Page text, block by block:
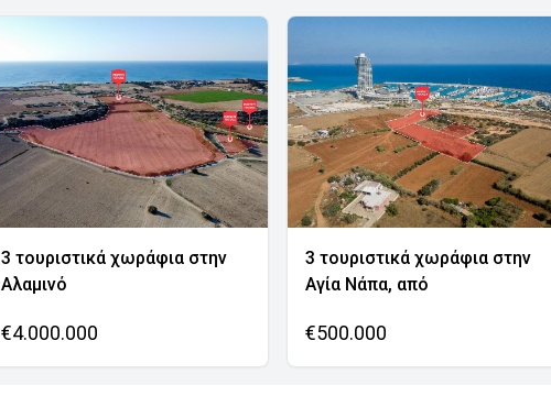
3 τουριστικά χωράφια στην
Αλαμινό
€4.000.000
3 τουριστικά χωράφια στην
Αγία Νάπα, από
€500.000